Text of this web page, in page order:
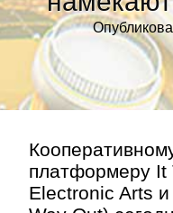
платформеру It
Electronic Arts
Правила»
Контакт»